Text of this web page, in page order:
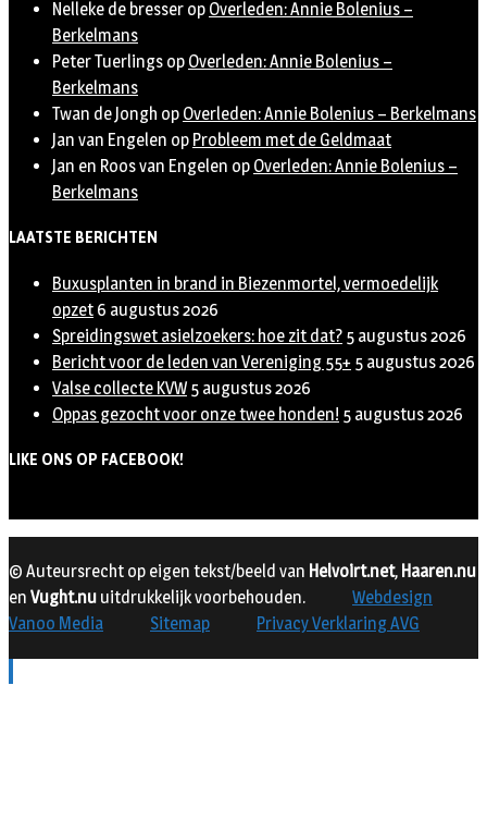
Nelleke de bresser op Overleden: Annie Bolenius –
Berkelmans
Peter Tuerlings op Overleden: Annie Bolenius –
Berkelmans
Twan de Jongh op Overleden: Annie Bolenius – Berkelmans
Jan van Engelen op Probleem met de Geldmaat
Jan en Roos van Engelen op Overleden: Annie Bolenius –
Berkelmans
LAATSTE BERICHTEN
Buxusplanten in brand in Biezenmortel, vermoedelijk
opzet 6 augustus 2026
Spreidingswet asielzoekers: hoe zit dat? 5 augustus 2026
Bericht voor de leden van Vereniging 55+ 5 augustus 2026
Valse collecte KVW 5 augustus 2026
Oppas gezocht voor onze twee honden! 5 augustus 2026
LIKE ONS OP FACEBOOK!
© Auteursrecht op eigen tekst/beeld van Helvoirt.net, Haaren.nu
en Vught.nu uitdrukkelijk voorbehouden.
Webdesign
Vanoo Media
Sitemap Privacy Verklaring AVG